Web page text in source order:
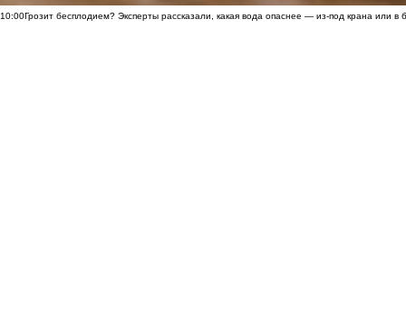
10:00Грозит бесплодием? Эксперты рассказали, какая вода опаснее — из-под крана или в